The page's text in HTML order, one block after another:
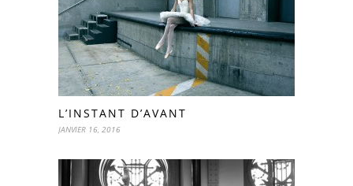
L’INSTANT D’AVANT
JANVIER 16, 2016